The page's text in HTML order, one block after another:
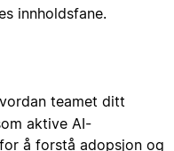
innholdsfane.
teamet ditt
aktive AI-
å forstå adopsjon og